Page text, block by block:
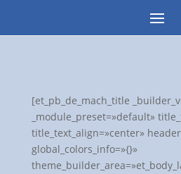
[et_pb_de_mach_title
_module_preset=»default»
title_text_align=»center»
global_colors_info=»{}»